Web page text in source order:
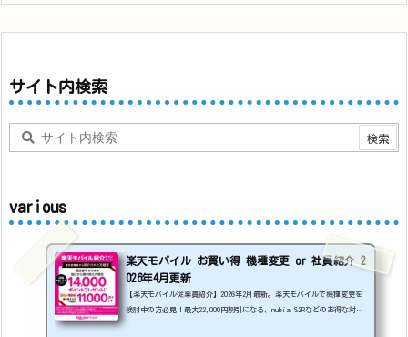
サイト内検索
various
楽天モバイル お買い得 機種変更 or 社員紹介 2
026年4月更新
【楽天モバイル従業員紹介】2026年2月最新。楽天モバイルで機種変更を
検討中の方必見！最大22,000円割引になる、nubia S2Rなどのお得な対象